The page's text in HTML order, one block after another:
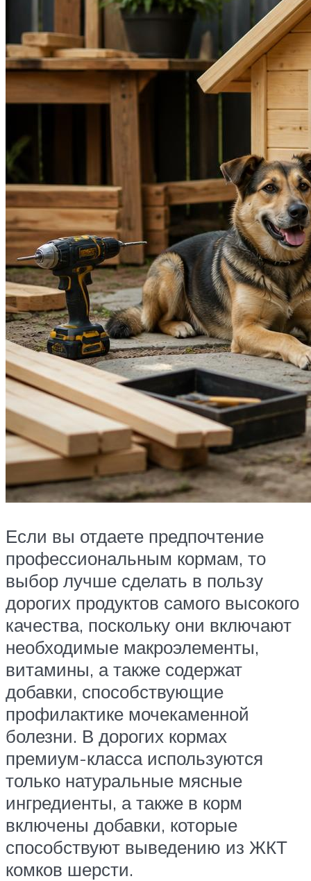
Если вы отдаете предпочтение
профессиональным кормам, то
выбор лучше сделать в пользу
дорогих продуктов самого высокого
качества, поскольку они включают
необходимые макроэлементы,
витамины, а также содержат
добавки, способствующие
профилактике мочекаменной
болезни. В дорогих кормах
премиум-класса используются
только натуральные мясные
ингредиенты, а также в корм
включены добавки, которые
способствуют выведению из ЖКТ
комков шерсти.